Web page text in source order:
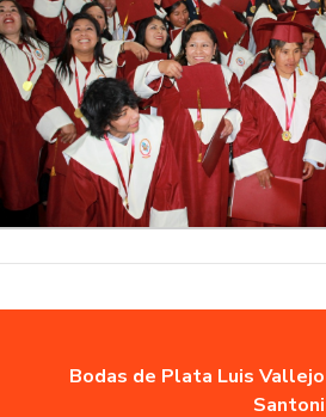
Bodas de Plata Luis Vallejo
Santoni